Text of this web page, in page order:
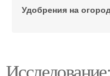
Удобрения на
химическими